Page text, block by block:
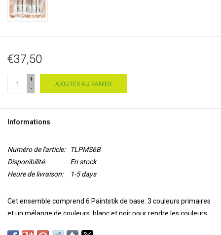
€37,50
+
-
AJOUTER AU PANIER
Informations
Numéro de l'article:
TLPMS6B
Disponibilité:
En stock
Heure de livraison:
1-5 days
Cet ensemble comprend 6 Paintstik de base. 3 couleurs primaires
et un mélange de couleurs, blanc et noir pour rendre les couleurs